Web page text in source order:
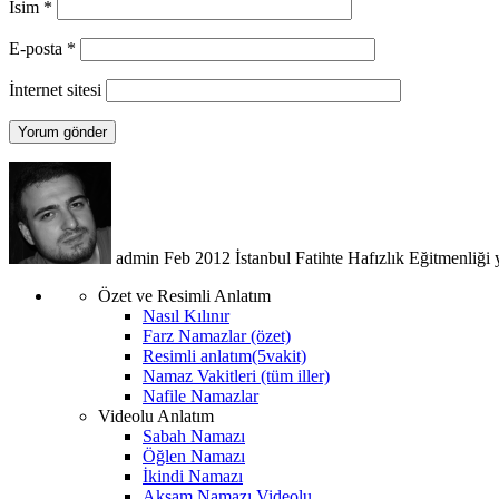
İsim *
E-posta *
İnternet sitesi
admin Feb 2012 İstanbul Fatihte Hafızlık Eğitmenliği
Özet ve Resimli Anlatım
Nasıl Kılınır
Farz Namazlar (özet)
Resimli anlatım(5vakit)
Namaz Vakitleri (tüm iller)
Nafile Namazlar
Videolu Anlatım
Sabah Namazı
Öğlen Namazı
İkindi Namazı